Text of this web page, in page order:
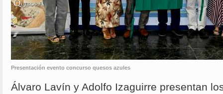
Presentación evento concurso quesos azules
Álvaro Lavín y Adolfo Izaguirre presentan